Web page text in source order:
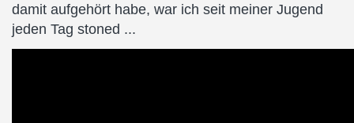
damit aufgehört habe, war ich seit meiner Jugend
jeden Tag stoned ...